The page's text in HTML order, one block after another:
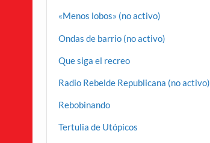
«Menos lobos» (no activo)
Ondas de barrio (no activo)
Que siga el recreo
Radio Rebelde Republicana (no activo)
Rebobinando
Tertulia de Utópicos